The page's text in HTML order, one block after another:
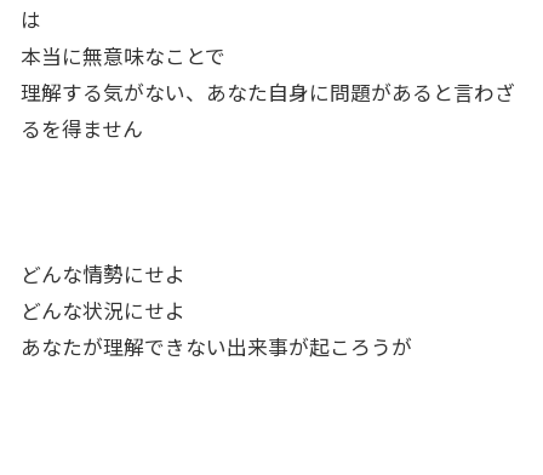
は
本当に無意味なことで
理解する気がない、あなた自身に問題があると言わざ
るを得ません
どんな情勢にせよ
どんな状況にせよ
あなたが理解できない出来事が起ころうが